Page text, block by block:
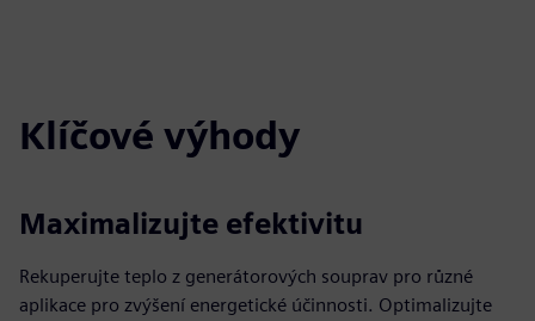
Klíčové výhody
Maximalizujte efektivitu
Rekuperujte teplo z generátorových souprav pro různé
aplikace pro zvýšení energetické účinnosti. Optimalizujte